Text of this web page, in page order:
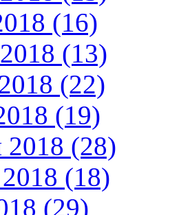
(16)
(13)
(22)
(19)
2018 (28)
(18)
(29)